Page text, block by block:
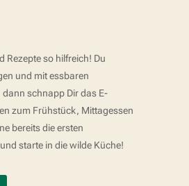
Rezepte so hilfreich! Du
und mit essbaren
schnapp Dir das E-
zum Frühstück, Mittagessen
bereits die ersten
starte in die wilde Küche!